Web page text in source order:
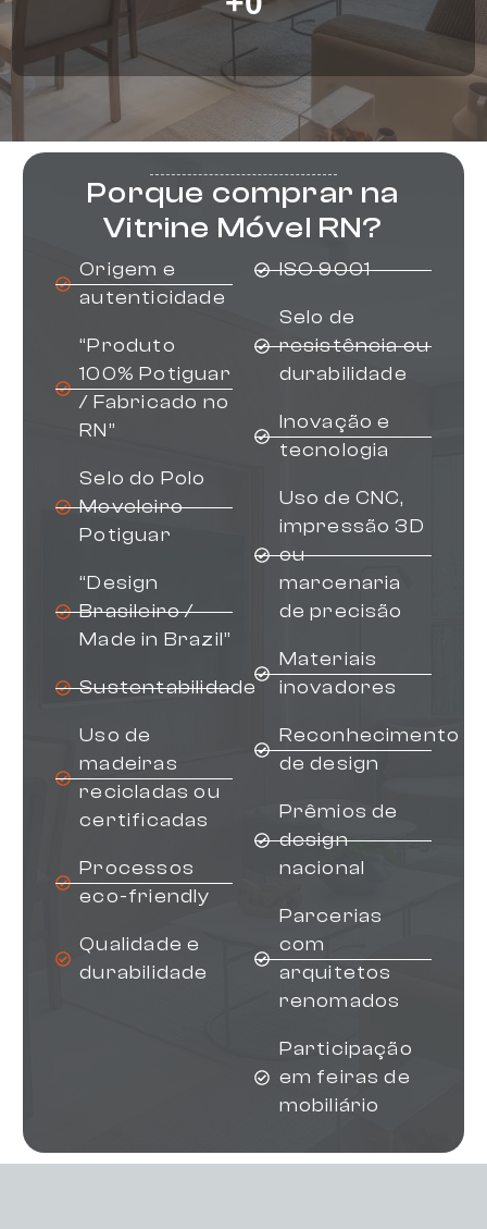
Porque comprar na
Vitrine Móvel RN?
Origem e
autenticidade
“Produto
100% Potiguar
/ Fabricado no
RN”
Selo do Polo
Moveleiro
Potiguar
“Design
Brasileiro /
Made in Brazil”
Sustentabilidade
Uso de
madeiras
recicladas ou
certificadas
Processos
eco-friendly
Qualidade e
durabilidade
ISO 9001
Selo de
resistência ou
durabilidade
Inovação e
tecnologia
Uso de CNC,
impressão 3D
ou
marcenaria
de precisão
Materiais
inovadores
Reconhecimento
de design
Prêmios de
design
nacional
Parcerias
com
arquitetos
renomados
Participação
em feiras de
mobiliário